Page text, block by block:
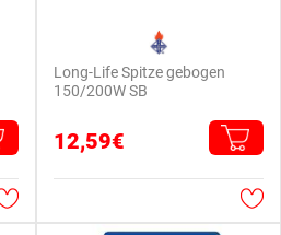
Long-Life Spitze gebogen
150/200W SB
12,59€